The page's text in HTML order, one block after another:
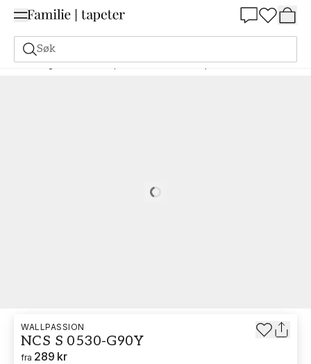
Søk
Maling Bestill basert på NCS Bestill basert på NCS 0530-G90Y
Loading…
WALLPASSION
NCS S 0530-G90Y
fra 289 kr